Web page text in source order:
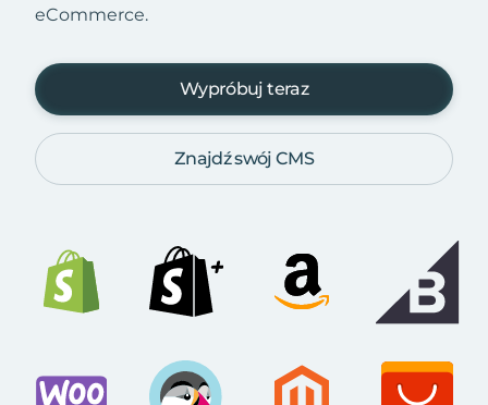
eCommerce.
Wypróbuj teraz
Znajdź swój CMS